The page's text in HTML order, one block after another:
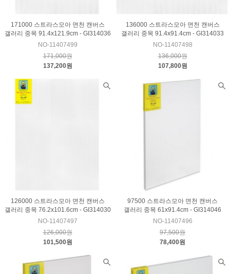
171000 스트라스모아 면천 캔버스
갤러리 중목 91.4x121.9cm - GI314036
NO-11407499
171,000원
137,200원
136000 스트라스모아 면천 캔버스
갤러리 중목 91.4x91.4cm - GI314033
NO-11407498
136,000원
107,800원
126000 스트라스모아 면천 캔버스
갤러리 중목 76.2x101.6cm - GI314030
NO-11407497
126,000원
101,500원
97500 스트라스모아 면천 캔버스
갤러리 중목 61x91.4cm - GI314046
NO-11407496
97,500원
78,400원